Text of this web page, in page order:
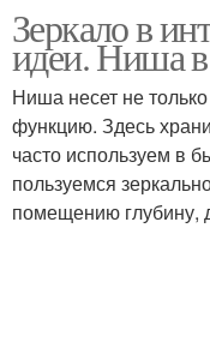
Зеркало в
идеи. Ниша в
Ниша несет не
функцию. Здесь
часто используем в
пользуемся
помещению глубину,